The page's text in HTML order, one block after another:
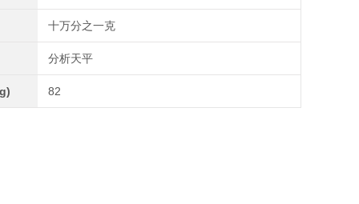
十万分之一克
分析天平
82